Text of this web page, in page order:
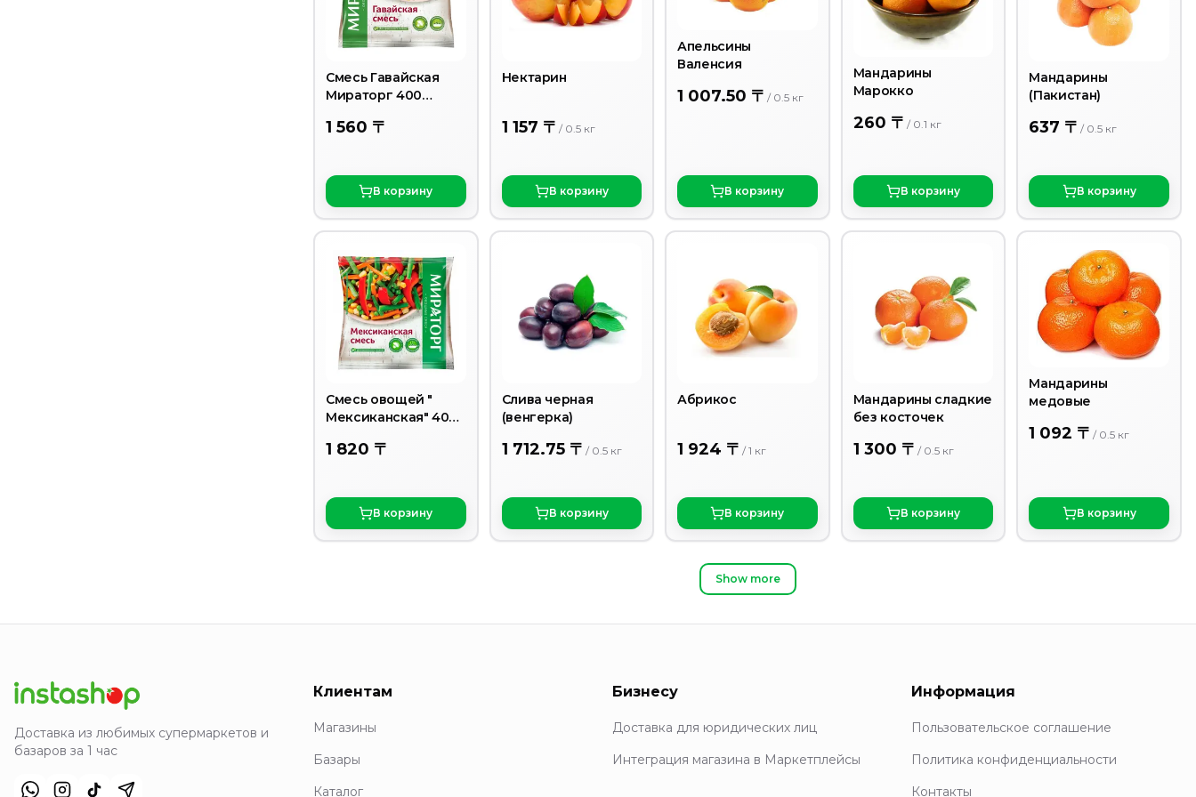
Смесь Гавайская
Мираторг 400
1 560 〒
В корзину
Нектарин
1 157 〒 / 0.5 кг
В корзину
Апельсины
Валенсия
1 007.50 〒/ 0.5 кг
В корзину
Мандарины
Марокко
260 〒 / 0.1 кг
В корзину
Мандарины
(Пакистан)
637 〒/ 0.5 кг
В корзину
Смесь овощей "
Мексиканская" 400
1 820 〒
В корзину
Слива черная
(венгерка)
1 712.75 〒 / 0.5 кг
В корзину
Абрикос
1 924 〒/1 кг
В корзину
Мандарины сладкие
без косточек
1 300 〒 / 0.5 кг
В корзину
Мандарины
медовые
1 092 〒/ 0.5 кг
В корзину
Show more
Доставка из любимых супермаркетов и
базаров за 1 час
Клиентам
Магазины
Базары
Каталог
Бизнесу
Доставка для юридических лиц
Интеграция магазина в Маркетплейсы
Информация
Пользовательское соглашение
Политика конфиденциальности
Контакты